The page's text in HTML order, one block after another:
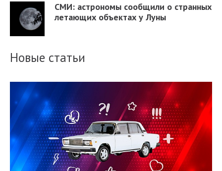
СМИ: астрономы сообщили о странных
летающих объектах у Луны
Новые статьи